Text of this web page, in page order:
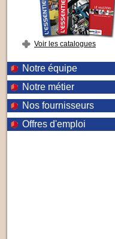
Voir les catalogues
Notre équipe
Notre métier
Nos fournisseurs
Offres d'emploi